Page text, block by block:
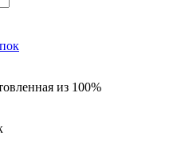
из 100%